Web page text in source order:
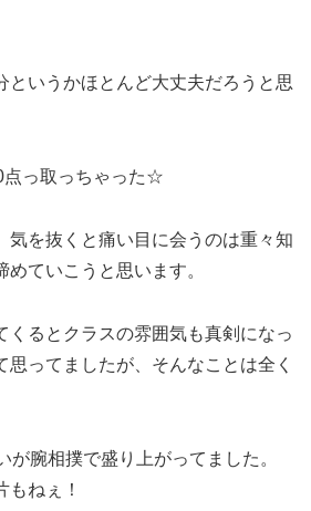
というかほとんど大丈夫だろうと思
点っ取っちゃった☆
気を抜くと痛い目に会うのは重々知
ていこうと思います。
くるとクラスの雰囲気も真剣になっ
思ってましたが、そんなことは全く
が腕相撲で盛り上がってました。
もねぇ！